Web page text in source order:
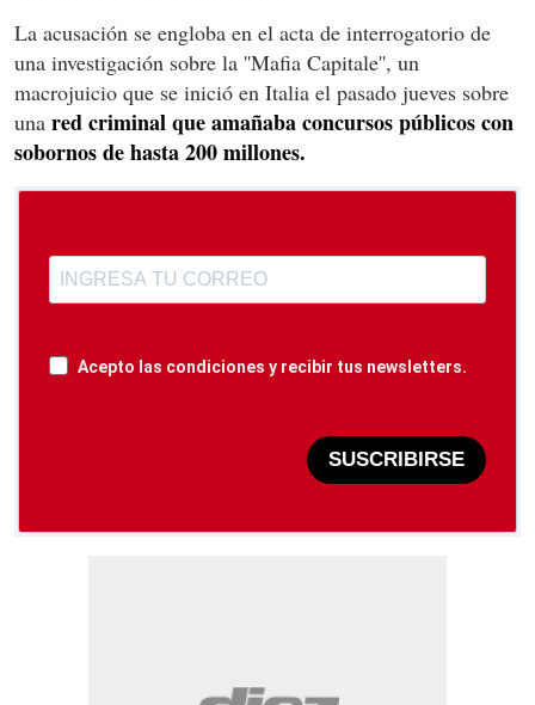
La acusación se engloba en el acta de interrogatorio de
una investigación sobre la ''Mafia Capitale'', un
macrojuicio que se inició en Italia el pasado jueves sobre
una red criminal que amañaba concursos públicos con
sobornos de hasta 200 millones.
Acepto las condiciones y recibir tus newsletters.
SUSCRIBIRSE